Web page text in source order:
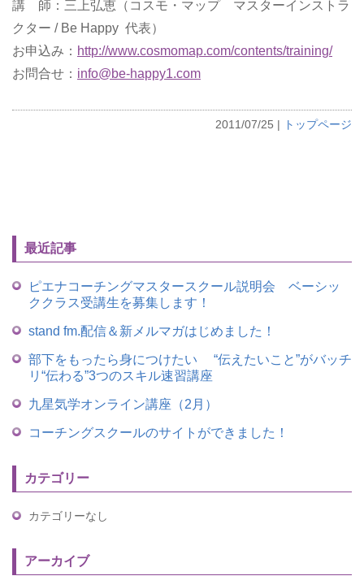
講 師：三上弘恵（コスモ・マップ マスターインストラ
クター / Be Happy 代表）
お申込み： http://www.cosmomap.com/contents/training/
お問合せ： info@be-happy1.com
2011/07/25 | トップページ
最近記事
ピエナコーチングマスタースクール説明会 ベーシッ
ククラス受講生を募集します！
stand fm.配信＆新メルマガはじめました！
部下をもったら身につけたい “伝えたいこと”がバッチ
リ“伝わる”3つのスキル速習講座
九星気学オンライン講座（2月）
コーチングスクールのサイトができました！
カテゴリー
カテゴリーなし
アーカイブ